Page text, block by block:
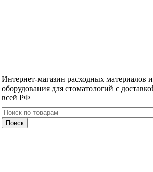
Интернет-магазин расходных материалов и
оборудования для стоматологий с
всей РФ